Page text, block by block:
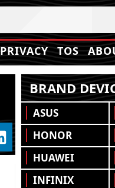
PRIVACY TOS
BRAND
ASUS
HONOR
HUAWEI
INFINIX